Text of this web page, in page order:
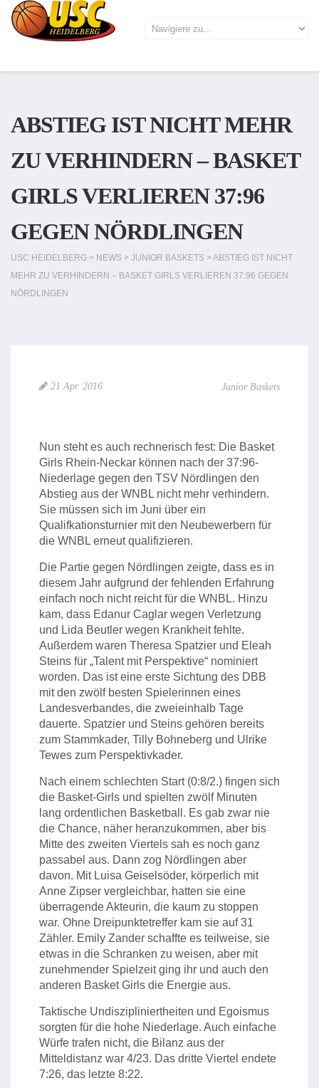
ABSTIEG IST NICHT MEHR
ZU VERHINDERN – BASKET
GIRLS VERLIEREN 37:96
GEGEN NÖRDLINGEN
USC HEIDELBERG > NEWS > JUNIOR BASKETS >ABSTIEG IST NICHT
MEHR ZU VERHINDERN – BASKET GIRLS VERLIEREN 37:96 GEGEN
NÖRDLINGEN
21 Apr. 2016 Junior Baskets
Nun steht es auch rechnerisch fest: Die Basket
Girls Rhein-Neckar können nach der 37:96-
Niederlage gegen den TSV Nördlingen den
Abstieg aus der WNBL nicht mehr verhindern.
Sie müssen sich im Juni über ein
Qualifkationsturnier mit den Neubewerbern für
die WNBL erneut qualifizieren.
Die Partie gegen Nördlingen zeigte, dass es in
diesem Jahr aufgrund der fehlenden Erfahrung
einfach noch nicht reicht für die WNBL. Hinzu
kam, dass Edanur Caglar wegen Verletzung
und Lida Beutler wegen Krankheit fehlte.
Außerdem waren Theresa Spatzier und Eleah
Steins für „Talent mit Perspektive“ nominiert
worden. Das ist eine erste Sichtung des DBB
mit den zwölf besten Spielerinnen eines
Landesverbandes, die zweieinhalb Tage
dauerte. Spatzier und Steins gehören bereits
zum Stammkader, Tilly Bohneberg und Ulrike
Tewes zum Perspektivkader.
Nach einem schlechten Start (0:8/2.) fingen sich
die Basket-Girls und spielten zwölf Minuten
lang ordentlichen Basketball. Es gab zwar nie
die Chance, näher heranzukommen, aber bis
Mitte des zweiten Viertels sah es noch ganz
passabel aus. Dann zog Nördlingen aber
davon. Mit Luisa Geiselsöder, körperlich mit
Anne Zipser vergleichbar, hatten sie eine
überragende Akteurin, die kaum zu stoppen
war. Ohne Dreipunktetreffer kam sie auf 31
Zähler. Emily Zander schaffte es teilweise, sie
etwas in die Schranken zu weisen, aber mit
zunehmender Spielzeit ging ihr und auch den
anderen Basket Girls die Energie aus.
Taktische Undiszipliniertheiten und Egoismus
sorgten für die hohe Niederlage. Auch einfache
Würfe trafen nicht, die Bilanz aus der
Mitteldistanz war 4/23. Das dritte Viertel endete
7:26, das letzte 8:22.